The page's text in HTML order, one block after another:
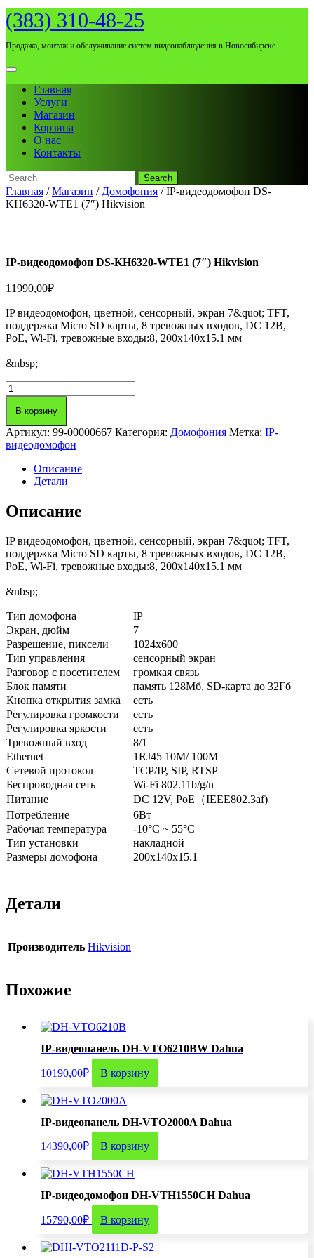
Skip
to
(383) 310-48-25
Продажа, монтаж и обслуживание систем видеонаблюдения в Новосибирске
Open
MenuГлавная
Услуги
Магазин
Корзина
О нас
Контакты
Search
for:
Close
Menu
Главная /Магазин / Домофония / IP-видеодомофон DS-
KH6320-WTE1 (7″) Hikvision
IP-видеодомофон DS-KH6320-WTE1 (7″) Hikvision
11990,00₽
IP видеодомофон, цветной, сенсорный, экран 7&quot; TFT,
поддержка Micro SD карты, 8 тревожных входов, DC 12В,
PoE, Wi-Fi, тревожные входы:8, 200х140х15.1 мм
&nbsp;
Количество
товара
IP-
видеодомофон
DS-
KH6320-
Hikvision
В корзину
Артикул: 99-00000667 Категория: Домофония Метка: IP-
видеодомофон
Описание
Детали
Описание
IP видеодомофон, цветной, сенсорный, экран 7&quot; TFT,
поддержка Micro SD карты, 8 тревожных входов, DC 12В,
PoE, Wi-Fi, тревожные входы:8, 200х140х15.1 мм
&nbsp;
Тип домофона
IP
Экран, дюйм
7
Разрешение, пиксели
1024х600
Тип управления
сенсорный экран
Разговор с посетителем
громкая связь
Блок памяти
память 128Мб, SD-карта до 32Гб
Кнопка открытия замка
есть
Регулировка громкости
есть
Регулировка яркости
есть
Тревожный вход
8/1
Ethernet
1RJ45 10M/ 100M
Сетевой протокол
TCP/IP, SIP, RTSP
Беспроводная сеть
Wi-Fi 802.11b/g/n
Питание
DC 12V, PoE（IEEE802.3af)
Потребление
6Вт
Рабочая температура
-10°C ~ 55°C
Тип установки
накладной
Размеры домофона
200х140х15.1
Детали
Производитель Hikvision
Похожие
IP-видеопанель DH-VTO6210BW Dahua
10190,00₽ В корзину
IP-видеопанель DH-VTO2000A Dahua
14390,00₽ В корзину
IP-видеодомофон DH-VTH1550CH Dahua
15790,00₽ В корзину